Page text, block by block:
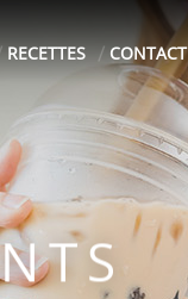
RECETTES CONTACT